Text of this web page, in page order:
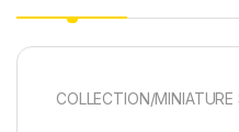
COLLECTION/